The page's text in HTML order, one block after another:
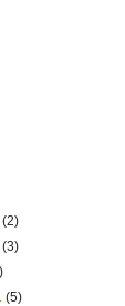
(2)
(3)
(5)